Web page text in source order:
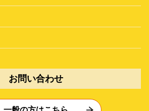
お問い合わせ